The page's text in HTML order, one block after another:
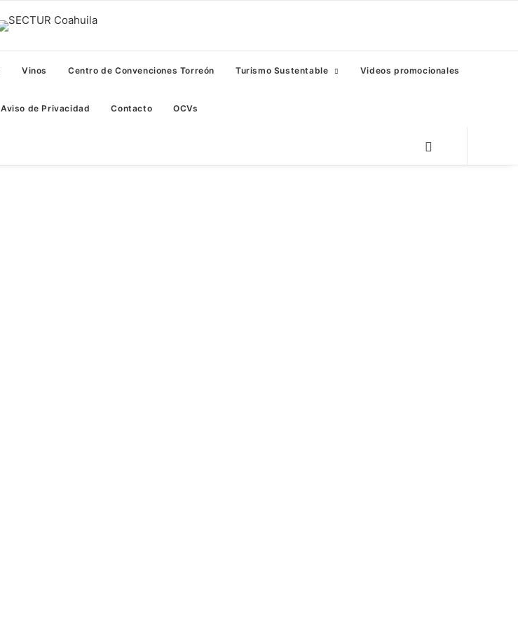
Vinos Centro de Convenciones Torreón Turismo Sustentable Videos promocionales
Aviso de Privacidad Contacto OCVs